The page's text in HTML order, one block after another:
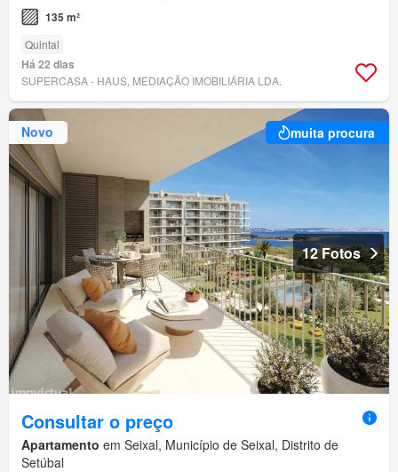
135 m²
Quintal
Há 22 dias
SUPERCASA - HAUS, MEDIAÇÃO IMOBILIÁRIA LDA.
Novo muita procura
12 Fotos
Consultar o preço
Apartamento em Seixal, Município de Seixal, Distrito de
Setúbal